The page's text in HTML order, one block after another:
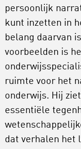
persoonlijk
kunt inzetten in
belang daarvan
voorbeelden is
ruimte voor het
onderwijs. Hij
essentiële
dat verhalen het